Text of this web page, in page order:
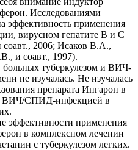
Исследованиями
эффективность применения
вирусном гепатите В и С
2006; Исаков В.А.,
и соавт., 1997).
туберкулезом и ВИЧ-
не изучалась. Не изучалась
препарата Ингарон в
ВИЧ/СПИД-инфекцией в
эффективности применения
в комплексном лечении
с туберкулезом легких.